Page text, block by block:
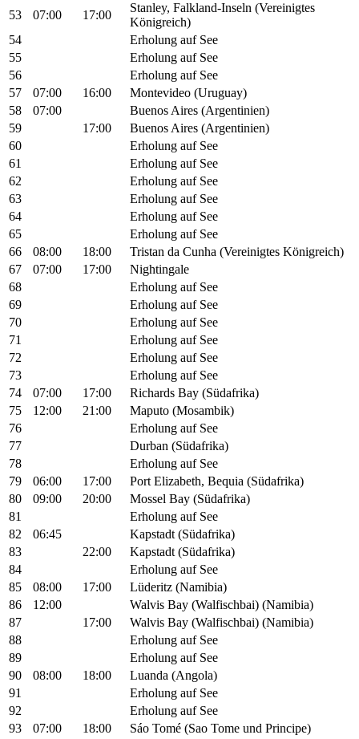
53
07:00 17:00
Stanley, Falkland-Inseln (Vereinigtes
Königreich)
54
Erholung auf See
55
Erholung auf See
56
Erholung auf See
57
07:00 16:00
Montevideo (Uruguay)
58
07:00
Buenos Aires (Argentinien)
59
17:00
Buenos Aires (Argentinien)
60
Erholung auf See
61
Erholung auf See
62
Erholung auf See
63
Erholung auf See
64
Erholung auf See
65
Erholung auf See
66
08:00 18:00
Tristan da Cunha (Vereinigtes Königreich)
67
07:00 17:00
Nightingale
68
Erholung auf See
69
Erholung auf See
70
Erholung auf See
71
Erholung auf See
72
Erholung auf See
73
Erholung auf See
74
07:00 17:00
Richards Bay (Südafrika)
75
12:00 21:00
Maputo (Mosambik)
76
Erholung auf See
77
Durban (Südafrika)
78
Erholung auf See
79
06:00 17:00
Port Elizabeth, Bequia (Südafrika)
80
09:00 20:00
Mossel Bay (Südafrika)
81
Erholung auf See
82
06:45
Kapstadt (Südafrika)
83
22:00
Kapstadt (Südafrika)
84
Erholung auf See
85
08:00 17:00
Lüderitz (Namibia)
86
12:00
Walvis Bay (Walfischbai) (Namibia)
87
17:00
Walvis Bay (Walfischbai) (Namibia)
88
Erholung auf See
89
Erholung auf See
90
08:00 18:00
Luanda (Angola)
91
Erholung auf See
92
Erholung auf See
93
07:00 18:00 Sáo Tomé (Sao Tome und Principe)